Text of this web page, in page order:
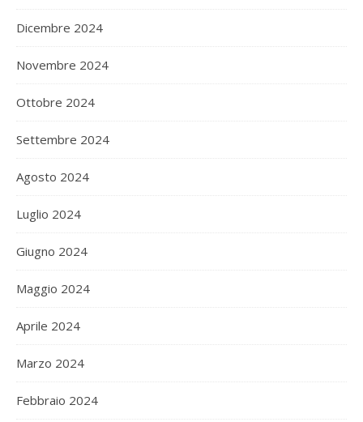
Dicembre 2024
Novembre 2024
Ottobre 2024
Settembre 2024
Agosto 2024
Luglio 2024
Giugno 2024
Maggio 2024
Aprile 2024
Marzo 2024
Febbraio 2024